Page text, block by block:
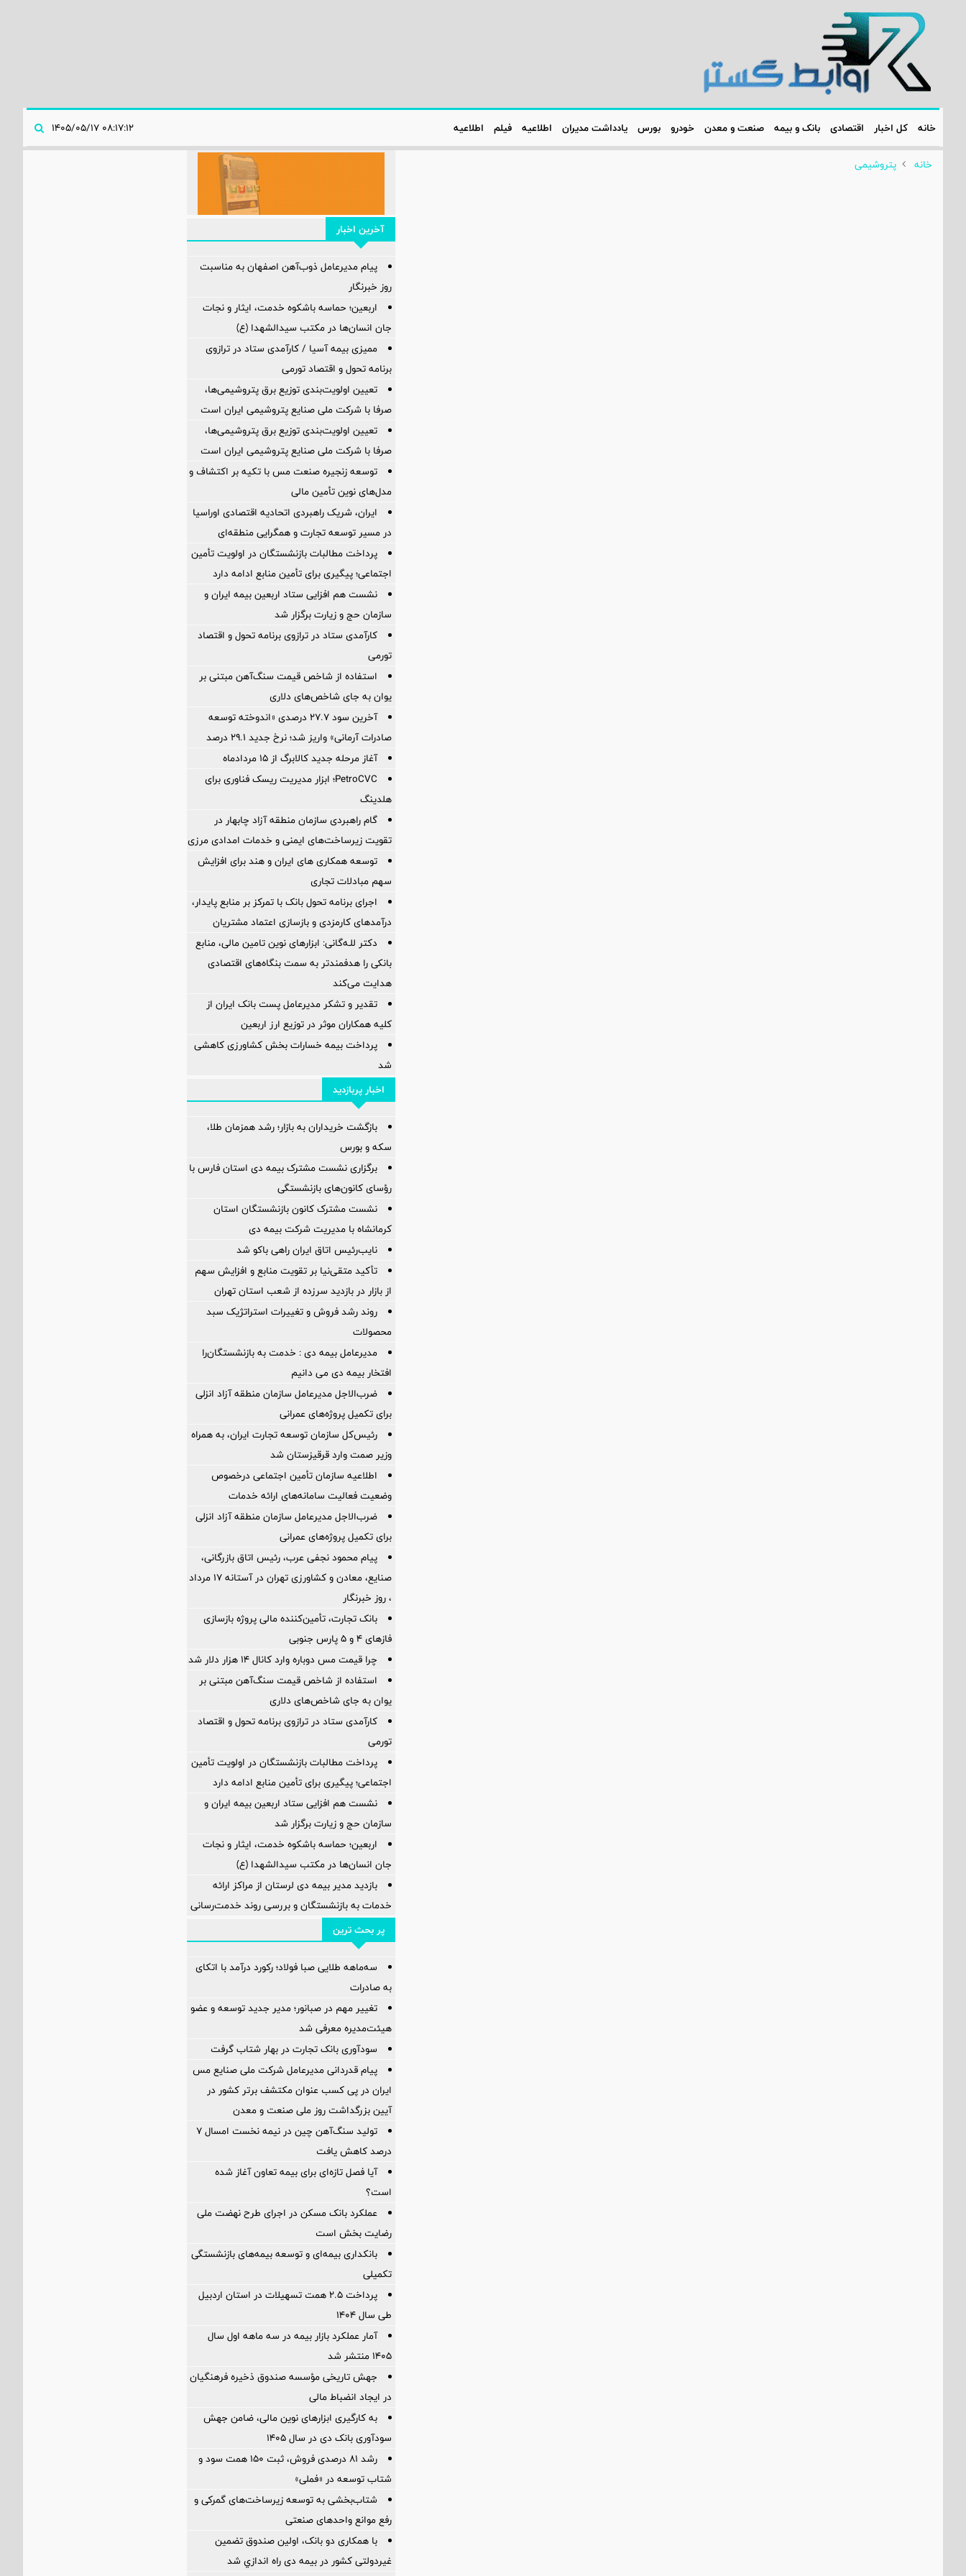
خانه کل اخبار اقتصادی بانک و بیمه صنعت و معدن خودرو بورس یادداشت مدیران اطلاعیه‌ فیلم اطلاعیه‌
خانه پتروشیمی
آخرین اخبار
پیام مدیرعامل ذوب‌آهن اصفهان به مناسبت
روز خبرنگار
اربعین؛ حماسه باشکوه خدمت، ایثار و نجات
جان انسان‌ها در مکتب سیدالشهدا (ع)
ممیزی بیمه آسیا / کارآمدی ستاد در ترازوی
برنامه تحول و اقتصاد تورمی
تعیین اولویت‌بندی توزیع برق پتروشیمی‌ها،
صرفا با شرکت ملی صنایع پتروشیمی ایران است
تعیین اولویت‌بندی توزیع برق پتروشیمی‌ها،
صرفا با شرکت ملی صنایع پتروشیمی ایران است
توسعه زنجیره صنعت مس با تکیه بر اکتشاف و
مدل‌های نوین تأمین مالی
ایران، شریک راهبردی اتحادیه اقتصادی اوراسیا
در مسیر توسعه تجارت و همگرایی منطقه‌ای
پرداخت مطالبات بازنشستگان در اولویت تأمین
اجتماعی؛ پیگیری برای تأمین منابع ادامه دارد
نشست هم افزایی ستاد اربعین بیمه ایران و
سازمان حج و زیارت برگزار شد
کارآمدی ستاد در ترازوی برنامه تحول و اقتصاد
تورمی
استفاده از شاخص قیمت سنگ‌آهن مبتنی بر
یوان به جای شاخص‌های دلاری
آخرین سود ۲۷.۷ درصدی «اندوخته توسعه
صادرات آرمانی» واریز شد؛ نرخ جدید ۲۹.۱ درصد
آغاز مرحله جدید کالابرگ از ۱۵ مردادماه
PetroCVC؛ ابزار مدیریت ریسک فناوری برای
هلدینگ
گام راهبردی سازمان منطقه آزاد چابهار در
تقویت زیرساخت‌های ایمنی و خدمات امدادی مرزی
توسعه همکاری های ایران و هند برای افزایش
سهم مبادلات تجاری
اجرای برنامه تحول بانک با تمرکز بر منابع پایدار،
درآمدهای کارمزدی و بازسازی اعتماد مشتریان
دکتر للـه‌گانی: ابزارهای نوین تامین مالی، منابع
بانکی را هدفمندتر به سمت بنگاه‌های اقتصادی
هدایت می‌کند
تقدیر و تشکر مدیرعامل پست بانک ایران از
کلیه همکاران موثر در توزیع ارز اربعین
پرداخت بیمه خسارات بخش کشاورزی کاهشی
شد
اخبار پربازدید
بازگشت خریداران به بازار؛ رشد همزمان طلا،
سکه و بورس
برگزاری نشست مشترک بیمه دی استان فارس با
رؤسای کانون‌های بازنشستگی
نشست مشترک کانون بازنشستگان استان
کرمانشاه با مدیریت شرکت بیمه دی
نایب‌رئیس اتاق ایران راهی باکو شد
تأکید متقی‌نیا بر تقویت منابع و افزایش سهم
از بازار در بازدید سرزده از شعب استان تهران
روند رشد فروش و تغییرات استراتژیک سبد
محصولات
مدیرعامل بیمه دی : خدمت به بازنشستگان‌را
افتخار بیمه دی می دانیم
ضرب‌الاجل مدیرعامل سازمان منطقه آزاد انزلی
برای تكمیل پروژه‌های عمرانی
رئیس‌کل سازمان توسعه تجارت ایران، به همراه
وزیر صمت وارد قرقیزستان شد
اطلاعیه سازمان تأمین اجتماعی درخصوص
وضعیت فعالیت سامانه‌های ارائه خدمات
ضرب‌الاجل مدیرعامل سازمان منطقه آزاد انزلی
برای تكمیل پروژه‌های عمرانی
پیام محمود نجفی عرب، رئیس اتاق بازرگانی،
صنایع، معادن و کشاورزی تهران در آستانه 17 مرداد
، روز خبرنگار
بانک تجارت، تأمین‌کننده مالی پروژه بازسازی
فازهای ۴ و ۵ پارس جنوبی
چرا قیمت مس دوباره وارد کانال ۱۴ هزار دلار شد
استفاده از شاخص قیمت سنگ‌آهن مبتنی بر
یوان به جای شاخص‌های دلاری
کارآمدی ستاد در ترازوی برنامه تحول و اقتصاد
تورمی
پرداخت مطالبات بازنشستگان در اولویت تأمین
اجتماعی؛ پیگیری برای تأمین منابع ادامه دارد
نشست هم افزایی ستاد اربعین بیمه ایران و
سازمان حج و زیارت برگزار شد
اربعین؛ حماسه باشکوه خدمت، ایثار و نجات
جان انسان‌ها در مکتب سیدالشهدا (ع)
بازدید مدیر بیمه دی لرستان از مراکز ارائه
خدمات به بازنشستگان و بررسی روند خدمت‌رسانی
پر بحث ترین
سه‌ماهه طلایی صبا فولاد؛ رکورد درآمد با اتکای
به صادرات
تغییر مهم در صبانور؛ مدیر جدید توسعه و عضو
هیئت‌مدیره معرفی شد
سودآوری بانک تجارت در بهار شتاب گرفت
پیام قدردانی مدیرعامل شرکت ملی صنایع مس
ایران در پی کسب عنوان مکتشف برتر کشور در
آیین بزرگداشت روز ملی صنعت و معدن
تولید سنگ‌آهن چین در نیمه نخست امسال ۷
درصد کاهش یافت
آیا فصل تازه‌ای برای بیمه تعاون آغاز شده
است؟
عملکرد بانک مسکن در اجرای طرح نهضت ملی
رضایت بخش است
بانکداری بیمه‌ای و توسعه بیمه‌های بازنشستگی
تکمیلی
پرداخت ۲.۵ همت تسهیلات در استان اردبیل
طی سال ۱۴۰۴
آمار عملكرد بازار بیمه در سه ماهه اول سال
1405 منتشر شد
جهش تاریخی مؤسسه صندوق ذخیره فرهنگیان
در ایجاد انضباط مالی
به کارگیری ابزارهای نوین مالی، ضامن جهش
سودآوری بانک دی در سال ۱۴۰۵
رشد ۸۱ درصدی فروش، ثبت ۱۵۰ همت سود و
شتاب توسعه در «فملی»
شتاب‌بخشی به توسعه زیرساخت‌های گمركی و
رفع موانع واحدهای صنعتی
با همکاری دو بانک، اولین صندوق تضمین
غیردولتی کشور در بیمه دی راه اندازي شد